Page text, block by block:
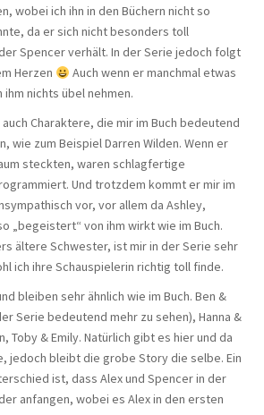
wobei ich ihn in den Büchern nicht so
da er sich nicht besonders toll
Spencer verhält. In der Serie jedoch folgt
Herzen
Auch wenn er manchmal etwas
nichts übel nehmen.
Charaktere, die mir im Buch bedeutend
wie zum Beispiel Darren Wilden. Wenn er
steckten, waren schlagfertige
Und trotzdem kommt er mir im
vor, vor allem da Ashley,
„begeistert“ von ihm wirkt wie im Buch.
ältere Schwester, ist mir in der Serie sehr
ich ihre Schauspielerin richtig toll finde.
bleiben sehr ähnlich wie im Buch. Ben &
Serie bedeutend mehr zu sehen), Hanna &
Toby & Emily. Natürlich gibt es hier und da
jedoch bleibt die grobe Story die selbe. Ein
ist, dass Alex und Spencer in der
anfangen, wobei es Alex in den ersten